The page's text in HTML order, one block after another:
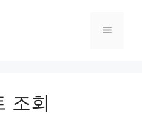
Menu
조회